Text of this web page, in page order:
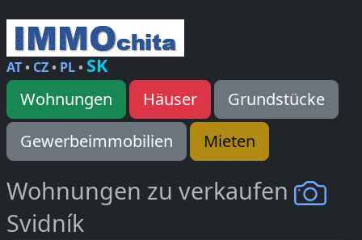
AT• CZ• PL• SK
Wohnungen Häuser
Grundstücke
Gewerbeimmobilien
Mieten
Wohnungen zu verkaufen
Svidník